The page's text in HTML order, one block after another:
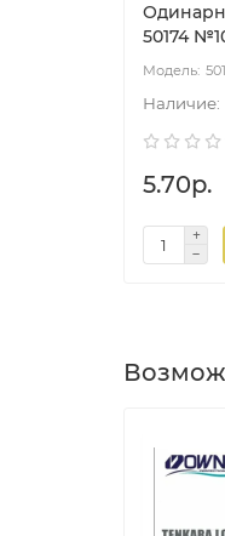
50174
5.70р.